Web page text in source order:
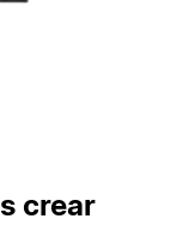
crear